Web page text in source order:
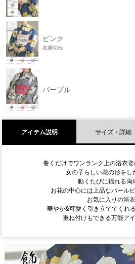
ピンク
在庫切れ
パープル
アイテム説明 サイズ・詳細
巻くだけでワンランク上の浴衣
女の子らしい花の形を
動くたびに揺れる両
お花の中心には上品なパール
お気に入りの浴
華やか&可愛く引き立ててくれ
重ね付けもできる万能ア